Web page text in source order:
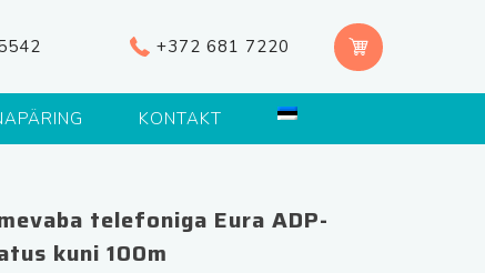
+372 681 7220
KONTAKT
telefoniga Eura ADP-
kuni 100m